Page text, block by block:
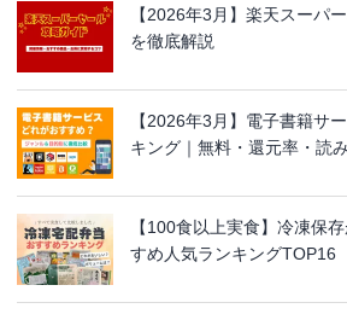
【2026年3月】楽天スーパ
を徹底解説
【2026年3月】電子書籍サ
キング｜無料・還元率・読
【100食以上実食】冷凍保
すめ人気ランキングTOP16